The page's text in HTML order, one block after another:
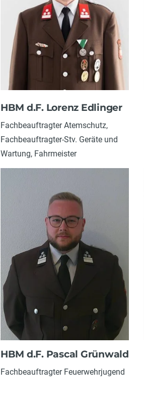
HBM d.F. Lorenz Edlinger
Fachbeauftragter Atemschutz,
Fachbeauftragter-Stv. Geräte und
Wartung, Fahrmeister
HBM d.F. Pascal Grünwald
Fachbeauftragter Feuerwehrjugend